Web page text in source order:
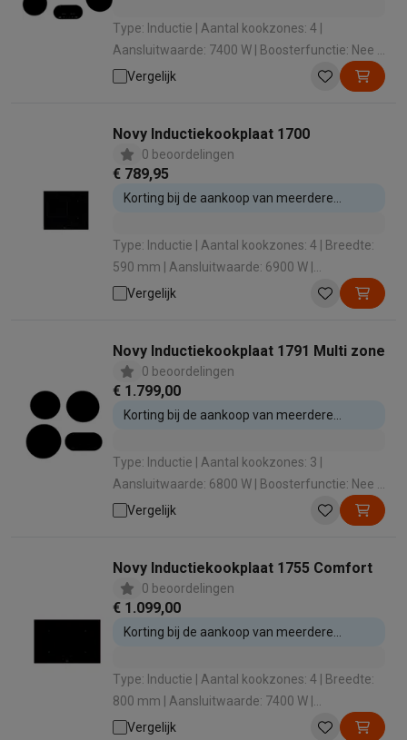
Type: Inductie | Aantal kookzones: 4 |
Aansluitwaarde: 7400 W | Boosterfunctie: Nee |
Timer: Ja
Vergelijk
Novy Inductiekookplaat 1700
0 beoordelingen
€ 789,95
Korting bij de aankoop van meerdere
Type: Inductie | Aantal kookzones: 4 | Breedte:
590 mm | Aansluitwaarde: 6900 W |
Boosterfunctie: Nee
Vergelijk
Novy Inductiekookplaat 1791 Multi zone
0 beoordelingen
€ 1.799,00
Korting bij de aankoop van meerdere
Type: Inductie | Aantal kookzones: 3 |
Aansluitwaarde: 6800 W | Boosterfunctie: Nee |
Timer: Ja
Vergelijk
Novy Inductiekookplaat 1755 Comfort
0 beoordelingen
€ 1.099,00
Korting bij de aankoop van meerdere
Type: Inductie | Aantal kookzones: 4 | Breedte:
800 mm | Aansluitwaarde: 7400 W |
Boosterfunctie: Nee
Vergelijk